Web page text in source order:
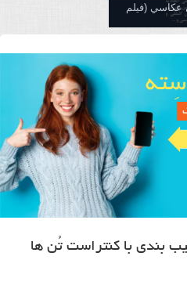
عكاسي (فیلم
بندی با کنتراست تُن ها